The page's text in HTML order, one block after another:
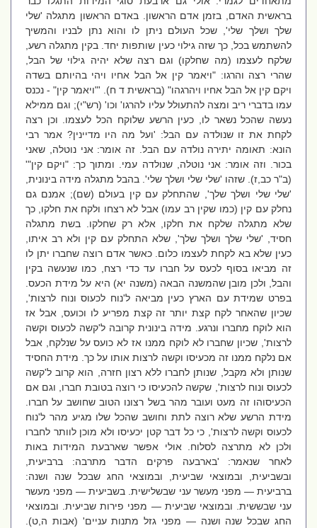
בראשית האדם, בזמן אדם הראשון. באדם הראשון מתגלה 'שלי
שלך ושלך שלי', שכל העולם ניתן לו והוא נתן לבניו והמשיך
להשתמש בכל, כך שזה גילוי כעין שותפות יחד. בקין מתגלה רשע,
שלקח לעצמו (מה שחלקו) וגם רצה שלא יהיה גילוי של הבל,
שהרי רצה והרגו: "ויאמר קין אל הבל אחיו ויהי בהיותם בשדה
ויקם קין אל הבל אחיו ויהרגהו" (בראשית ד ח). '"ויאמר קין" - נכנס
עמו בדברי ריב ומצה להתעולל עליו להרגו' וכו' (רש"י); וגם ממילא
נעשה שהכל נשאר לו, כעין הרשע שלוקח הכל לעצמו. וכן רצה
לקחת את זו שנולדה עם הבל: 'ועל מה היו מדיינין? אמר רבי
הונא: תאומה יתירה נולדה עם הבל. זה אומר: אני נוטלה, שאני
בכור. וזה אומר: אני נוטלה, שנולדה עמי. ומתוך כך: "ויקם קין"'
(ב"ר כב,ז). שזהו 'שלי שלי ושלך שלי'. בהבל מתגלה מידה בינונית,
'שלי שלי ושלך שלך', שהתחלק עם קין בעולם (שם); אמנם גם
נחלק עם קין (כמו שקין רב עמו) אבל לא רצחו ולקח את חלקו, כך
שלא מתגלה שלקח את חלקו, אלא רק שחלקו. בשת מתגלה
חסיד, 'שלי שלך ושלך שלך', שלא התחלק עם קין ולא רב איתו,
כעין שלא בא לקחת לעצמו כלום. כאשר אדם רוצה שחברו יתן לו
זה מביאו בסוף לכעס על חברו עד כדי רצח, כמו שנעשה בקין
והבל, ולכן מובן שהמשנה הבאה (משנה יא) היא על מידת הכעס.
בפרט שמידת עם הארץ כעין מביאה ל'נוח לכעוס ונוח לרצות',
שכיון שהאחר לקח קצת יותר זה קצת מפריע לו וכועס, אבל אז
הוא לוקח מחברו ונרגע. מידה בינונית קרובה ל'קשה לכעוס וקשה
לרצות', שכיון שחברו לא לוקח ממנו אז לא כועס על שנלקח, אבל
אם נלקח ממנו זה מכעיסו וקשה לרצות אותו על כך. מידת החסיד
שנותן ולא מקבל, שנותן לחברו ללא רצון חזרה, הוא קרוב ל'קשה
לכעוס ונוח לרצות', שקשה להכעיסו כי רוצה בטובת חברו, וגם אם
הכעיסוהו זה מעט ועובר מהר בשל רצונו הטוב שחושב על חברו.
מידת הרשע שלא רוצה לתת וחושב שהכל שלו מגיע מהר ל'נוח
לכעוס וקשה לרצות', כי כל דבר קטן יכעיסו ולא מוכן לוותר לחברו
ולכן לא מתרצה לסלוח. אולי אפשר שארבעת המידות באות
לאחר שנאמר: 'בארבעה פרקים הדבר מתרבה: ברביעית,
ובשביעית, ובמוצאי שביעית, ובמוצאי החג שבכל שנה ושנה:
ברביעית — מפני מעשר עני שבשלישית. בשביעית — מפני מעשר
עני שבששית. ובמוצאי שביעית — מפני פירות שביעית. ובמוצאי
החג שבכל שנה ושנה — מפני גזל מתנות עניים' (אבות ה,ט).